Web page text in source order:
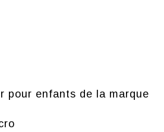
pour enfants de la marque